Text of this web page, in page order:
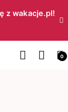
z wakacje.pl!​
0